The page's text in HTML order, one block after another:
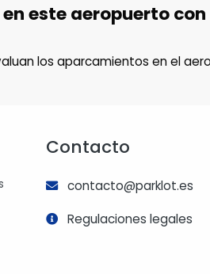
este aeropuerto con
los aparcamientos en el
Contacto
contacto@parklot.es
Regulaciones legales